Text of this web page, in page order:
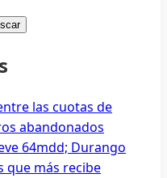
las cuotas de
abandonados
64mdd; Durango
que más recibe